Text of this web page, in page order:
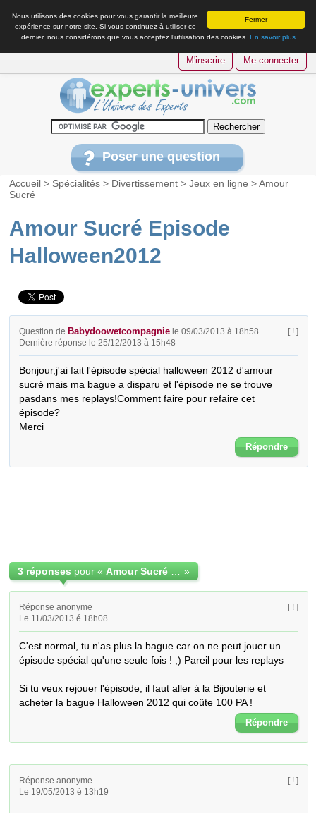
Fermer
Nous utilisons des cookies pour vous garantir la meilleure
expérience sur notre site. Si vous continuez à utiliser ce
dernier, nous considérons que vous acceptez l’utilisation des cookies. En savoir plus
M'inscrire Me connecter
Poser une question
Accueil > Spécialités > Divertissement >Jeux en ligne >Amour
Sucré
Amour Sucré Episode
Halloween2012
Question de Babydoowetcompagnie le 09/03/2013 à 18h58
Dernière réponse le 25/12/2013 à 15h48
[ ! ]
Bonjour,j'ai fait l'épisode spécial halloween 2012 d'amour
sucré mais ma bague a disparu et l'épisode ne se trouve
pasdans mes replays!Comment faire pour refaire cet
épisode?
Merci
Répondre
3 réponses pour « »
Réponse anonyme
Le 11/03/2013 é 18h08
[ ! ]
C'est normal, tu n'as plus la bague car on ne peut jouer un
épisode spécial qu'une seule fois ! ;) Pareil pour les replays
Si tu veux rejouer l'épisode, il faut aller à la Bijouterie et
acheter la bague Halloween 2012 qui coûte 100 PA !
Répondre
Réponse anonyme
Le 19/05/2013 é 13h19
[ ! ]